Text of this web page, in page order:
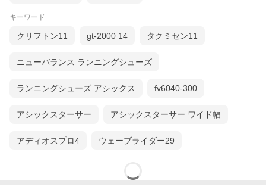
キーワード
クリフトン11 gt-2000 14 タクミセン11
ニューバランス ランニングシューズ
ランニングシューズ アシックス fv6040-300
アシックスターサー アシックスターサー ワイド幅
アディオスプロ4 ウェーブライダー29